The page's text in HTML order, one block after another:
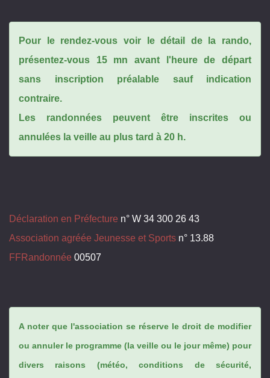
Pour le rendez-vous voir le détail de la rando,
présentez-vous 15 mn avant l'heure de départ
sans inscription préalable sauf indication
contraire.
Les randonnées peuvent être inscrites ou
annulées la veille au plus tard à 20 h.
Déclaration en Préfecture n° W 34 300 26 43
Association agréée Jeunesse et Sports n° 13.88
FFRandonnée 00507
A noter que l'association se réserve le droit de modifier
ou annuler le programme (la veille ou le jour même) pour
divers raisons (météo, conditions de sécurité,